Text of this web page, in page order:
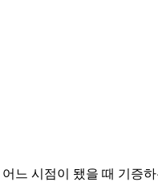
느 시점이 됐을 때 기증